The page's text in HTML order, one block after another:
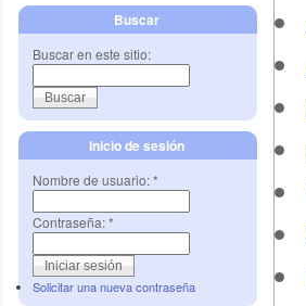
Buscar
Buscar en este sitio:
Inicio de sesión
Nombre de usuario:*
Contraseña:*
Solicitar una nueva contraseña